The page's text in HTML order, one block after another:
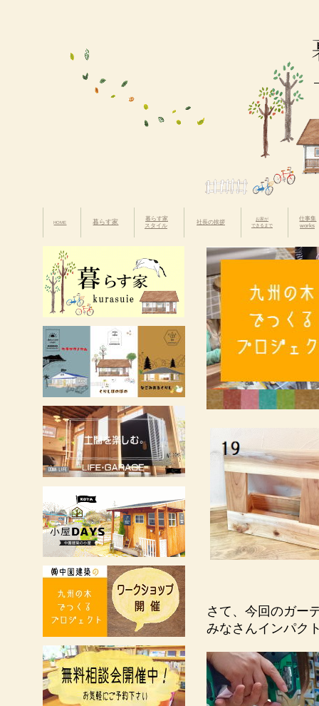
HOME 暮らす家
暮らす家
スタイル
社長の挨拶
お家が
できるまで
仕事集
works
さて、今回のガー
みなさんインパク